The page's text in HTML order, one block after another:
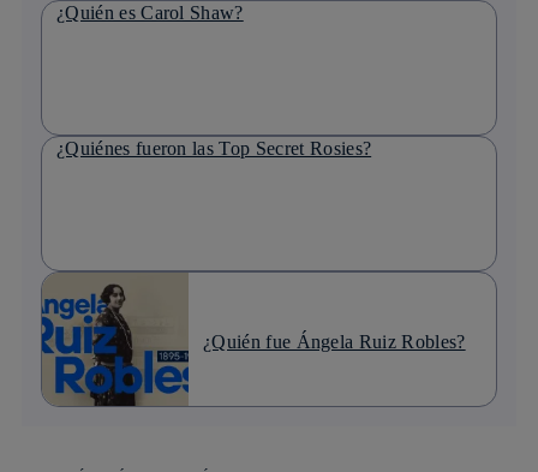
¿Quién es Carol Shaw?
¿Quiénes fueron las Top Secret Rosies?
¿Quién fue Ángela Ruiz Robles?